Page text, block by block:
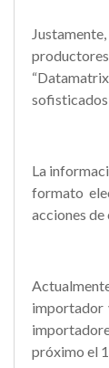
productores
sofisticados
La
formato
acciones
importador
próximo el